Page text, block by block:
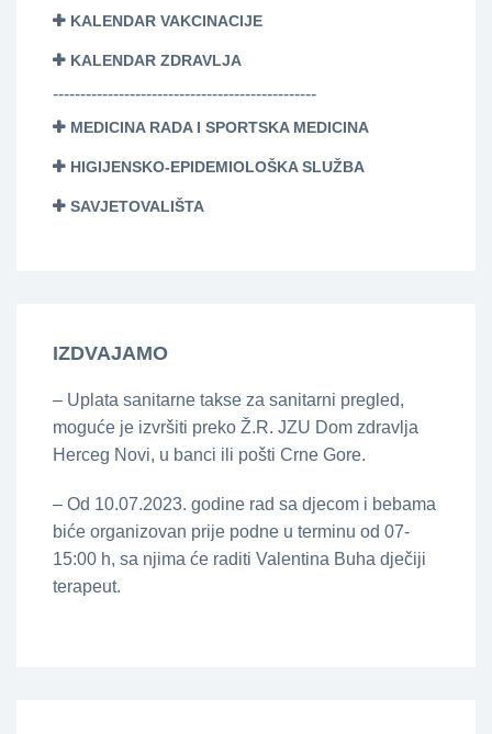
KALENDAR VAKCINACIJE
KALENDAR ZDRAVLJA
------------------------------------------------
MEDICINA RADA I SPORTSKA MEDICINA
HIGIJENSKO-EPIDEMIOLOŠKA SLUŽBA
SAVJETOVALIŠTA
IZDVAJAMO
– Uplata sanitarne takse za sanitarni pregled,
moguće je izvršiti preko Ž.R. JZU Dom zdravlja
Herceg Novi, u banci ili pošti Crne Gore.
– Od 10.07.2023. godine rad sa djecom i bebama
biće organizovan prije podne u terminu od 07-
15:00 h, sa njima će raditi Valentina Buha dječiji
terapeut.